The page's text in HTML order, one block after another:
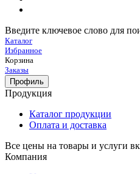
Введите ключевое слово для
Каталог
Избранное
Корзина
Заказы
Профиль
Продукция
Каталог продукции
Оплата и доставка
Все цены на товары и услуги
Компания